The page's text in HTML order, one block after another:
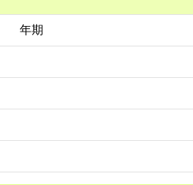
年期